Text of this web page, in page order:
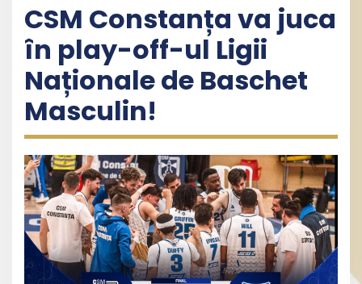
CSM Constanța va juca
în play-off-ul Ligii
Naționale de Baschet
Masculin!